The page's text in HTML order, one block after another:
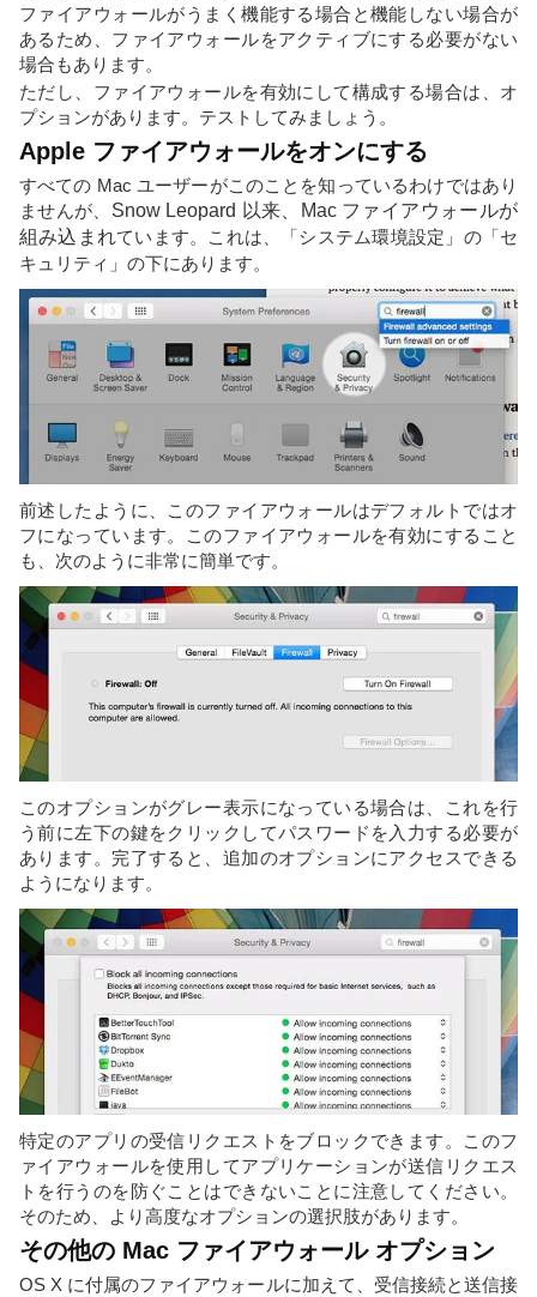
ファイアウォールがうまく機能する場合と機能しない場合が
あるため、ファイアウォールをアクティブにする必要がない
場合もあります。
ただし、ファイアウォールを有効にして構成する場合は、オ
プションがあります。テストしてみましょう。
Apple ファイアウォールをオンにする
すべての Mac ユーザーがこのことを知っているわけではあり
ませんが、 Snow Leopard 以来、Mac ファイアウォールが
組み込まれています。これは、「システム環境設定」の「セ
キュリティ」の下にあります。
前述したように、このファイアウォールはデフォルトではオ
フになっています。このファイアウォールを有効にすること
も、次のように非常に簡単です。
このオプションがグレー表示になっている場合は、これを行
う前に左下の鍵をクリックしてパスワードを入力する必要が
あります。完了すると、追加のオプションにアクセスできる
ようになります。
特定のアプリの受信リクエストをブロックできます。このフ
ァイアウォールを使用してアプリケーションが送信リクエス
トを行うのを防ぐことはできないことに注意してください。
そのため、より高度なオプションの選択肢があります。
その他の Mac ファイアウォール オプション
OS X に付属のファイアウォールに加えて、受信接続と送信接